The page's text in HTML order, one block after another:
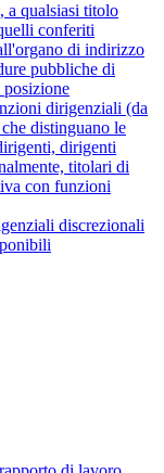
a qualsiasi titolo
conferiti
di indirizzo
pubbliche di
dirigenziali (da
distinguano le
dirigenti
titolari di
con funzioni
discrezionali